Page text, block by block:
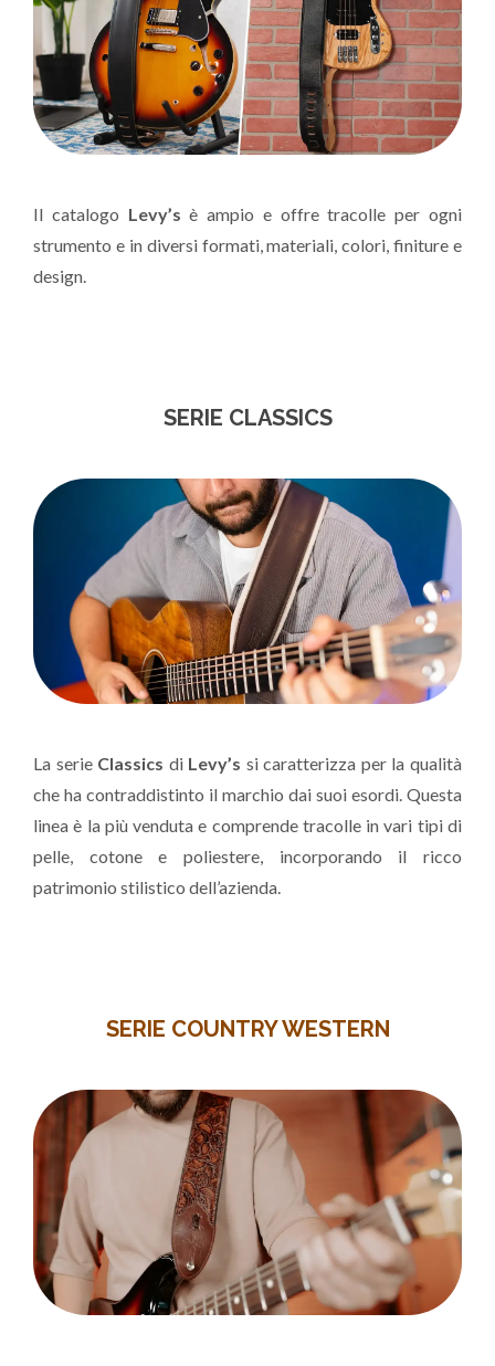
Il catalogo Levy’sè ampio e offre tracolle per ogni
strumento e in diversi formati, materiali, colori, finiture e
design.
SERIE CLASSICS
La serie Classics di Levy’s si caratterizza per la qualità
che ha contraddistinto il marchio dai suoi esordi. Questa
linea è la più venduta e comprende tracolle in vari tipi di
pelle, cotone e poliestere, incorporando il ricco
patrimonio stilistico dell’azienda.
SERIE COUNTRY WESTERN